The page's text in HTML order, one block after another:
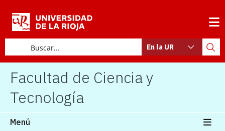
En la UR
Facultad de Ciencia y
Tecnología
Menú